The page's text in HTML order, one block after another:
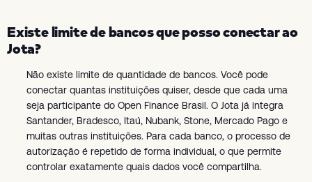
Existe limite de bancos que posso conectar ao
Jota?
Não existe limite de quantidade de bancos. Você pode
conectar quantas instituições quiser, desde que cada uma
seja participante do Open Finance Brasil. O Jota já integra
Santander, Bradesco, Itaú, Nubank, Stone, Mercado Pago e
muitas outras instituições. Para cada banco, o processo de
autorização é repetido de forma individual, o que permite
controlar exatamente quais dados você compartilha.